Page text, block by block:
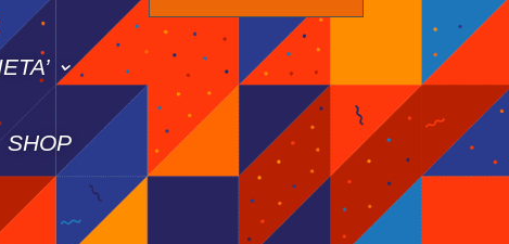
SHOP